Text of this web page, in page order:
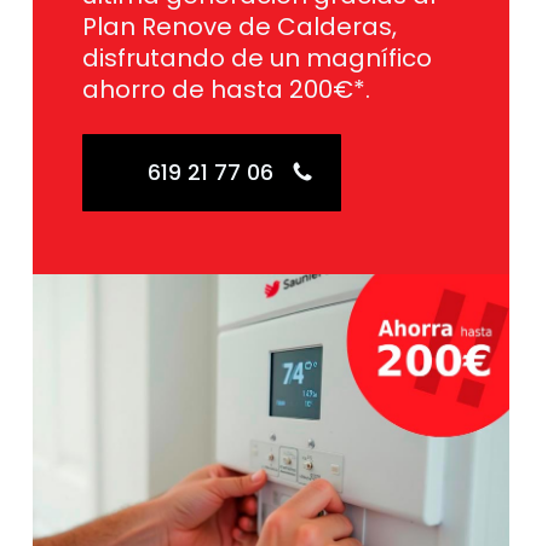
Plan Renove de Calderas,
disfrutando de un magnífico
ahorro de hasta 200€*.
619 21 77 06